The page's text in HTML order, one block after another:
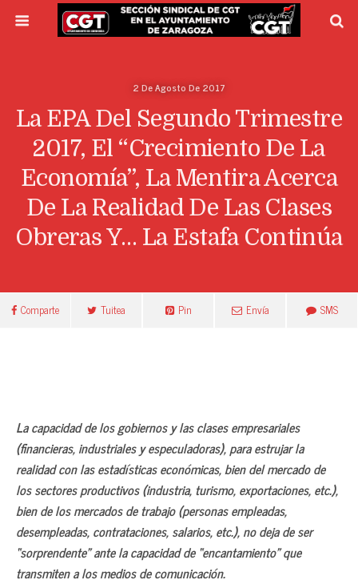
2 De Agosto De 2017
La EPA Del Segundo Trimestre
2017, El “crecimiento De La
Economía”, La Mentira Acerca
De La Realidad De Las Clases
Obreras Y… La Estafa Continúa
Comparte Tuitea Pin Envía SMS
La capacidad de los gobiernos y las clases empresariales
(financieras, industriales y especuladoras), para estrujar la
realidad con las estadísticas económicas, bien del mercado de
los sectores productivos (industria, turismo, exportaciones, etc.),
bien de los mercados de trabajo (personas empleadas,
desempleadas, contrataciones, salarios, etc.), no deja de ser
“sorprendente” ante la capacidad de “encantamiento” que
transmiten a los medios de comunicación.